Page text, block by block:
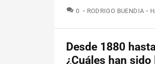
0 COMENTARIOS
RODRIGO BUENDIA
Desde 1880
¿Cuáles han